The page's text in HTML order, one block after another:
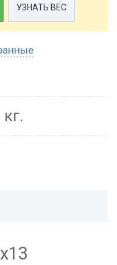
УЗНАТЬ ВЕС
кг.